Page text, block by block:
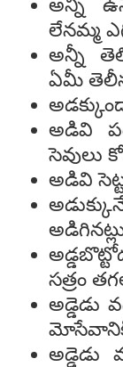
అన్నీ
లేనమ్మ
అన్నీ
ఏమీ
అడివి
సెవులు
అడివి
సత్రం
అడ్డెడు
మోసేవానికి
అడ్డెడు